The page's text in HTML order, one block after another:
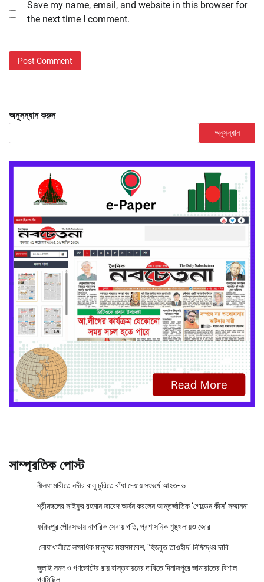
Save my name, email, and website in this browser for
the next time I comment.
অনুসন্ধান করুন
অনুসন্ধান
সাম্প্রতিক পোস্ট
নীলফামারীতে নদীর বালু চুরিতে বাঁধা দেয়ায় সংঘর্ষে আহত- ৬
শ্রীমঙ্গলের সাইফুর রহমান জাবেদ অর্জন করলেন আন্তর্জাতিক ‘গোল্ডেন কীস’ সম্মাননা
ফরিদপুর পৌরসভায় নাগরিক সেবায় গতি, প্রশাসনিক শৃঙ্খলায়ও জোর
নোয়াখালীতে লক্ষাধিক মানুষের মহাসমাবেশ, ‘হিজবুত তাওহীদ’ নিষিদ্ধের দাবি
জুলাই সনদ ও গণভোটের রায় বাস্তবায়নের দাবিতে দিনাজপুরে জামায়াতের বিশাল
গণমিছিল